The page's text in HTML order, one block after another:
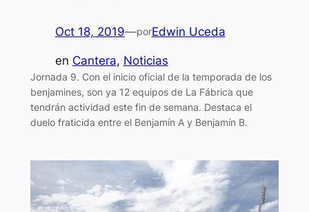
Oct 18, 2019—porEdwin Uceda
en Cantera, Noticias
Jornada 9. Con el inicio oficial de la temporada de los
benjamines, son ya 12 equipos de La Fábrica que
tendrán actividad este fin de semana. Destaca el
duelo fraticida entre el Benjamín A y Benjamín B.